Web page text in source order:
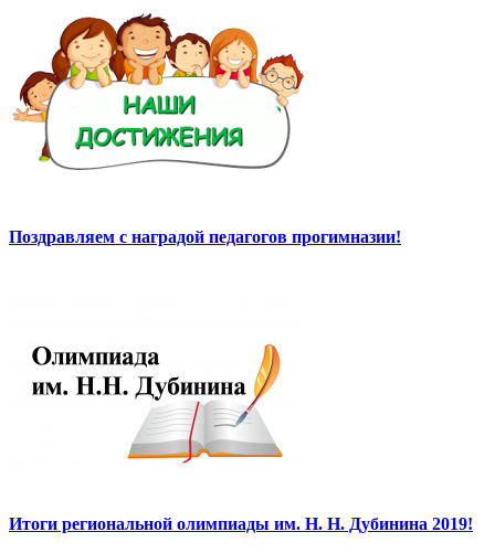
Поздравляем с наградой педагогов прогимназии!
Итоги региональной олимпиады им. Н. Н. Дубинина 2019!